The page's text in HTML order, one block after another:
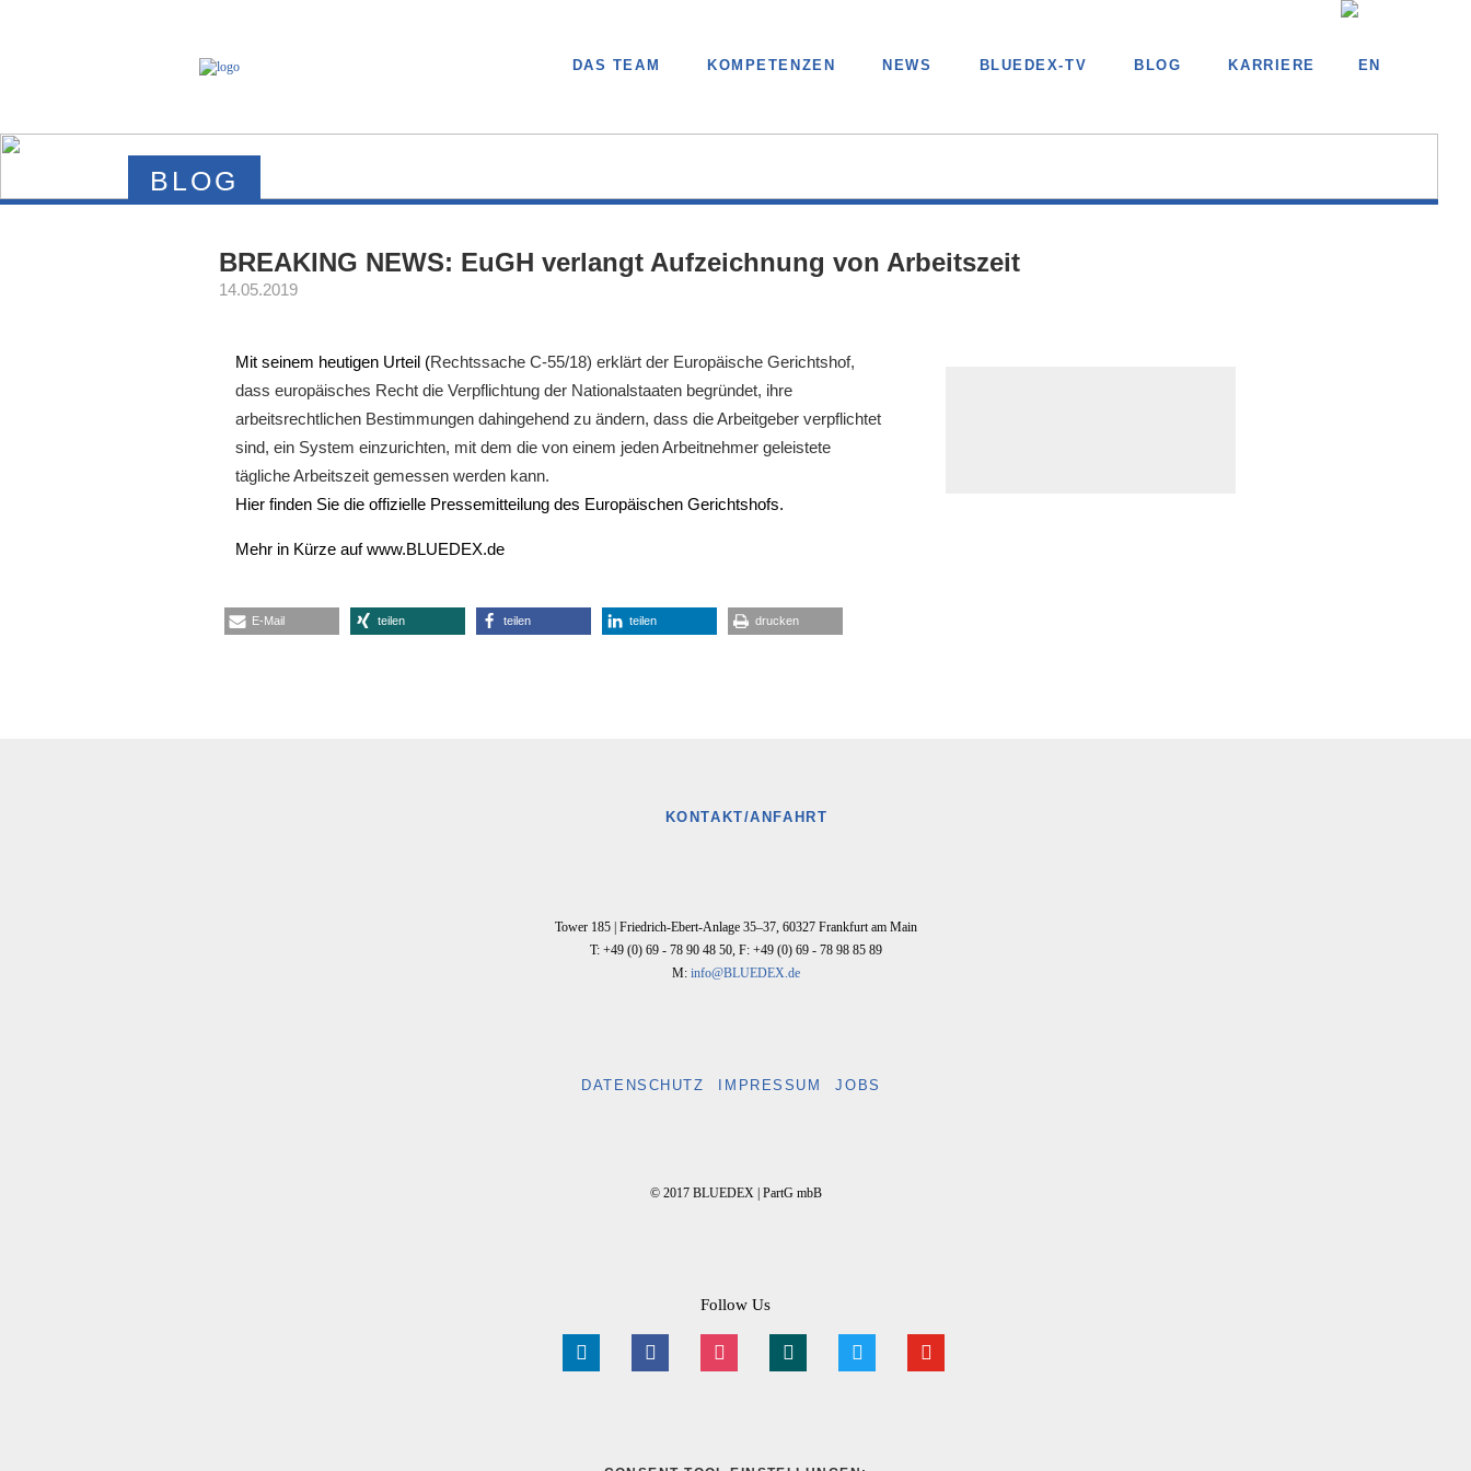
DAS TEAM KOMPETENZEN NEWS BLUEDEX-TV BLOG KARRIERE
BLOG
BREAKING NEWS: EuGH verlangt Aufzeichnung von Arbeitszeit
14.05.2019
Mit seinem heutigen Urteil (Rechtssache C-55/18) erklärt der Europäische Gerichtshof,
dass europäisches Recht die Verpflichtung der Nationalstaaten begründet, ihre
arbeitsrechtlichen Bestimmungen dahingehend zu ändern, dass die Arbeitgeber verpflichtet
sind, ein System einzurichten, mit dem die von einem jeden Arbeitnehmer geleistete
tägliche Arbeitszeit gemessen werden kann.
Hier finden Sie die offizielle Pressemitteilung des Europäischen Gerichtshofs.
Mehr in Kürze auf www.BLUEDEX.de
E-Mail teilen teilen teilen drucken
KONTAKT/ANFAHRT
Tower 185 | Friedrich-Ebert-Anlage 35–37, 60327 Frankfurt am Main
T: +49 (0) 69 - 78 90 48 50, F: +49 (0) 69 - 78 98 85 89
M: info@BLUEDEX.de
DATENSCHUTZ IMPRESSUM JOBS
© 2017 BLUEDEX | PartG mbB
Follow Us
linkedin facebook instagram xing twitter youtube